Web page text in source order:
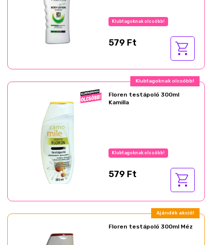
Klubtagoknak olcsóbb!
579 Ft
Klubtagoknak olcsóbb!
Floren testápoló 300ml
Kamilla
Klubtagoknak olcsóbb!
579 Ft
Ajándék akció!
Floren testápoló 300ml Méz